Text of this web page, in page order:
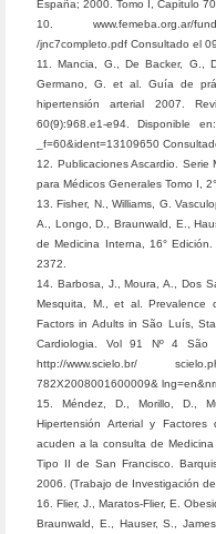
España; 2000. Tomo I, Capitulo
10. www.femeba.org.ar/
/jnc7completo.pdf Consultado el
11. Mancia, G., De Backer, G.,
Germano, G. et al. Guía de
hipertensión arterial 2007.
60(9):968.e1-e94. Disponible en:
_f=60&ident=13109650
12. Publicaciones Ascardio.
para Médicos Generales Tomo I,
13. Fisher, N., Williams, G.
A., Longo, D., Braunwald, E.,
de Medicina Interna, 16°
2372.
14. Barbosa, J., Moura, A., Dos
Mesquita, M., et al. Prevalence
Factors in Adults in São Luís,
Cardiologia. Vol 91 Nº 4 São
http://www.scielo.br/
782X2008001600009&
15. Méndez, D., Morillo, D.,
Hipertensión Arterial y
acuden a la consulta de Medicina
Tipo II de San Francisco.
2006. (Trabajo de Investigación de
16. Flier, J., Maratos-Flier, E.
Braunwald, E., Hauser, S.,